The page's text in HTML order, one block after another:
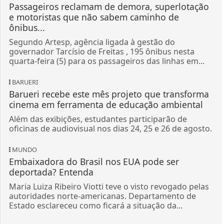
Passageiros reclamam de demora, superlotação
e motoristas que não sabem caminho de
ônibus...
Segundo Artesp, agência ligada à gestão do
governador Tarcísio de Freitas , 195 ônibus nesta
quarta-feira (5) para os passageiros das linhas em...
BARUERI
Barueri recebe este mês projeto que transforma
cinema em ferramenta de educação ambiental
Além das exibições, estudantes participarão de
oficinas de audiovisual nos dias 24, 25 e 26 de agosto.
MUNDO
Embaixadora do Brasil nos EUA pode ser
deportada? Entenda
Maria Luiza Ribeiro Viotti teve o visto revogado pelas
autoridades norte-americanas. Departamento de
Estado esclareceu como ficará a situação da...